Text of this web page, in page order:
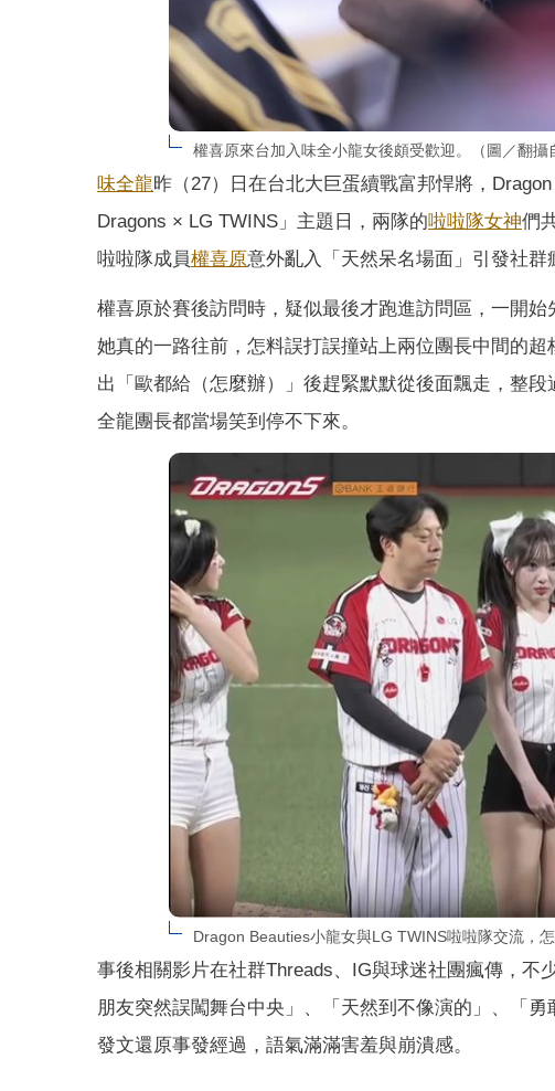
權喜原來台加入味全小龍女後頗受歡迎。（圖／翻攝
味全龍昨（27）日在台北大巨蛋續戰富邦悍將，
Dragons × LG TWINS」主題日，兩隊的啦啦隊女神們
啦啦隊成員權喜原意外亂入「天然呆名場面」引發社群
權喜原於賽後訪問時，疑似最後才跑進訪問區，一開
她真的一路往前，怎料誤打誤撞站上兩位團長中間的
出「歐都給（怎麼辦）」後趕緊默默從後面飄走，整
全龍團長都當場笑到停不下來。
Dragon Beauties小龍女與LG TWINS啦啦隊交流，
事後相關影片在社群Threads、IG與球迷社團瘋傳，
朋友突然誤闖舞台中央」、「天然到不像演的」、「
發文還原事發經過，語氣滿滿害羞與崩潰感。